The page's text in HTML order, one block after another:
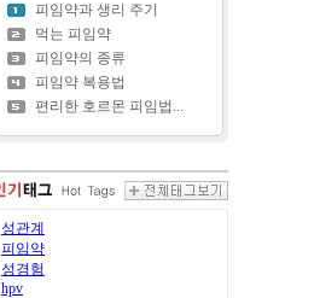
피임약과 생리 주기
먹는 피임약
피임약의 종류
피임약 복용법
편리한 호르몬 피임법...
성관계
피임약
성경험
hpv